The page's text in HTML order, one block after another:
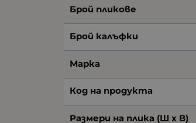
Брой пликове
Брой калъфки
Марка
Код на продукта
Размери на плика (Ш х В)